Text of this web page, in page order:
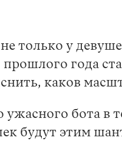
не только у
года
каков
ужасного бота в
будут этим